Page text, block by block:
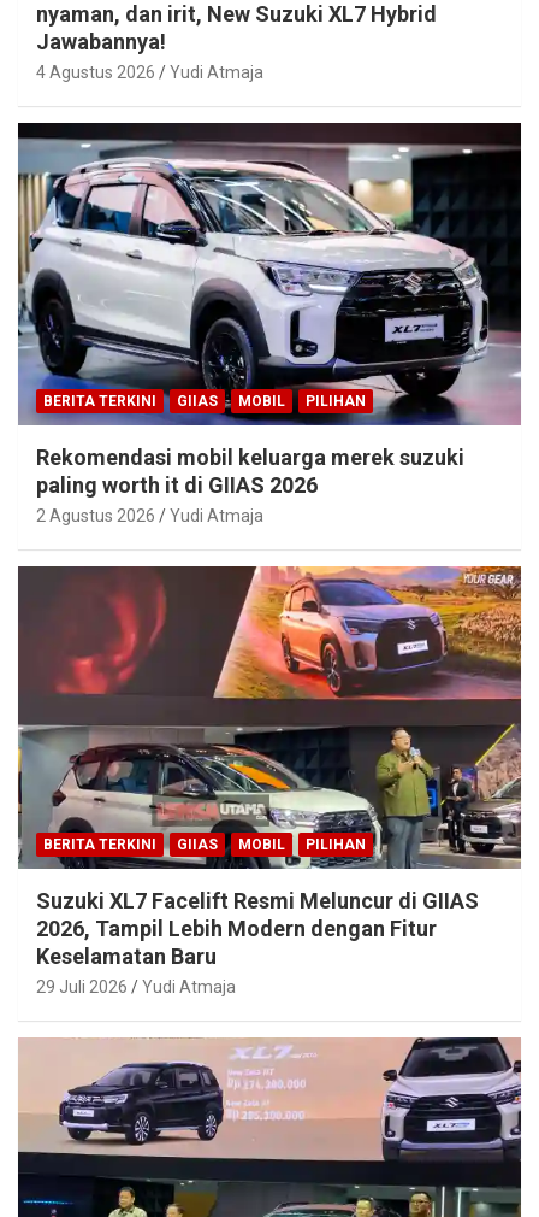
nyaman, dan irit, New Suzuki XL7 Hybrid
Jawabannya!
4 Agustus 2026 Yudi Atmaja
BERITA TERKINI GIIAS MOBIL PILIHAN
Rekomendasi mobil keluarga merek suzuki
paling worth it di GIIAS 2026
2 Agustus 2026 Yudi Atmaja
BERITA TERKINI GIIAS MOBIL PILIHAN
Suzuki XL7 Facelift Resmi Meluncur di GIIAS
2026, Tampil Lebih Modern dengan Fitur
Keselamatan Baru
29 Juli 2026 Yudi Atmaja